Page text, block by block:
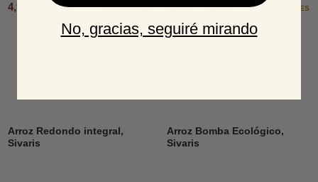
4,95 € - 7,00 € 2 OPCIONES 3,49 € - 4,85 € 2 OPCIONES
DESCUENTO
Arroz Redondo integral,
Sivaris
Arroz Bomba Ecológico,
Sivaris
No, gracias, seguiré mirando